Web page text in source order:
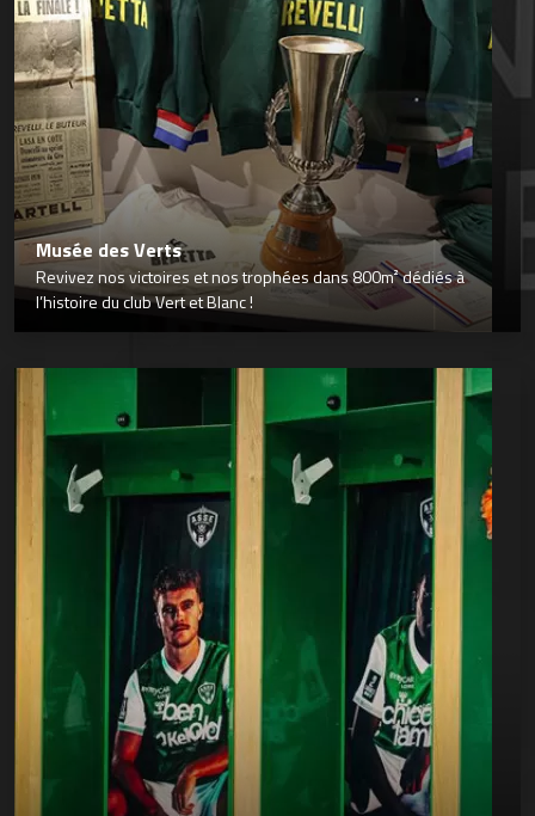
Musée des Verts
Revivez nos victoires et nos trophées dans 800m² dédiés à
l’histoire du club Vert et Blanc !